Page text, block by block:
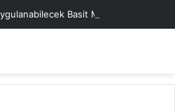
Basit Maskeler